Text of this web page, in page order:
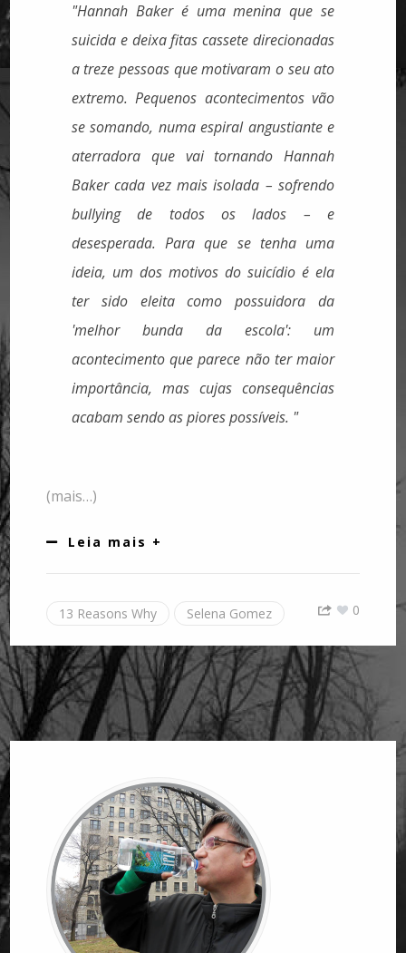
"Hannah Baker é uma menina que se
suicida e deixa fitas cassete direcionadas
a treze pessoas que motivaram o seu ato
extremo. Pequenos acontecimentos vão
se somando, numa espiral angustiante e
aterradora que vai tornando Hannah
Baker cada vez mais isolada – sofrendo
bullying de todos os lados – e
desesperada. Para que se tenha uma
ideia, um dos motivos do suicídio é ela
ter sido eleita como possuidora da
'melhor bunda da escola': um
acontecimento que parece não ter maior
importância, mas cujas consequências
acabam sendo as piores possíveis. "
(mais…)
Leia mais +
13 Reasons Why Selena Gomez 0